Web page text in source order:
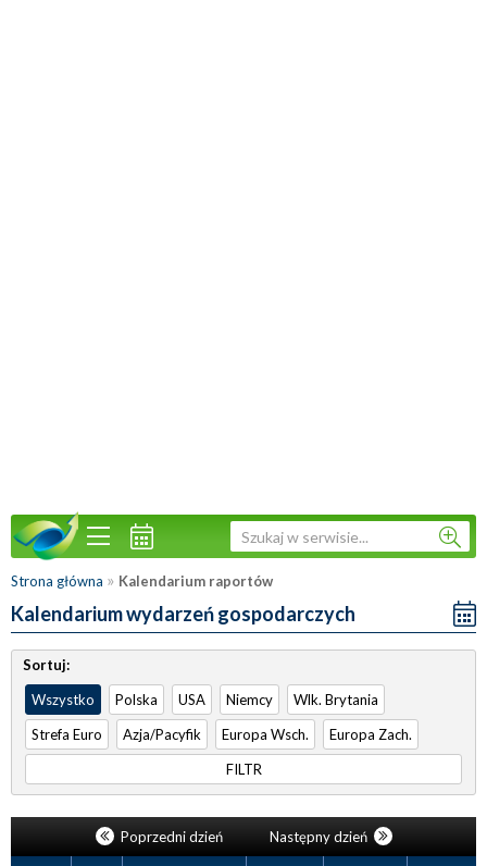
Strona główna » Kalendarium raportów
Kalendarium wydarzeń gospodarczych
Sortuj:
Wszystko
Polska USA Niemcy
Wlk. Brytania
Strefa Euro
Azja/Pacyfik Europa Wsch.
Europa Zach.
FILTR
Poprzedni dzień Następny dzień